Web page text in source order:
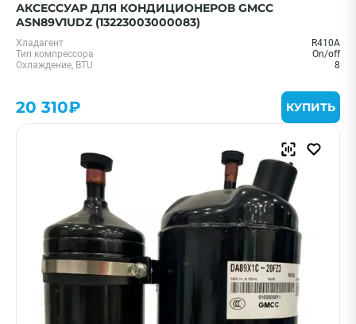
Бренд
Hisense
Показать еще
Китай
США
ПРИМЕНИТЬ
АКСЕССУАР ДЛЯ КОНДИЦИОНЕРОВ GMCC
ASN89V1UDZ (13223003000083)
Хладагент
R410A
Тип компрессора
On/off
Охлаждение, BTU
8
20 310₽ КУПИТЬ